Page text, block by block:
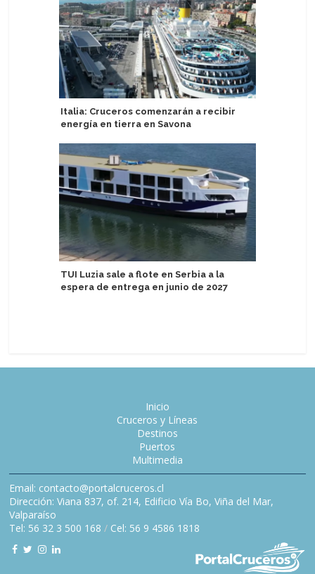
Italia: Cruceros comenzarán a recibir
energía en tierra en Savona
TUI Luzia sale a flote en Serbia a la
espera de entrega en junio de 2027
Inicio
Cruceros y Líneas
Destinos
Puertos
Multimedia
Email: contacto@portalcruceros.cl
Dirección: Viana 837, of. 214, Edificio Vía Bo, Viña del Mar,
Valparaíso
Tel: 56 32 3 500 168 / Cel: 56 9 4586 1818